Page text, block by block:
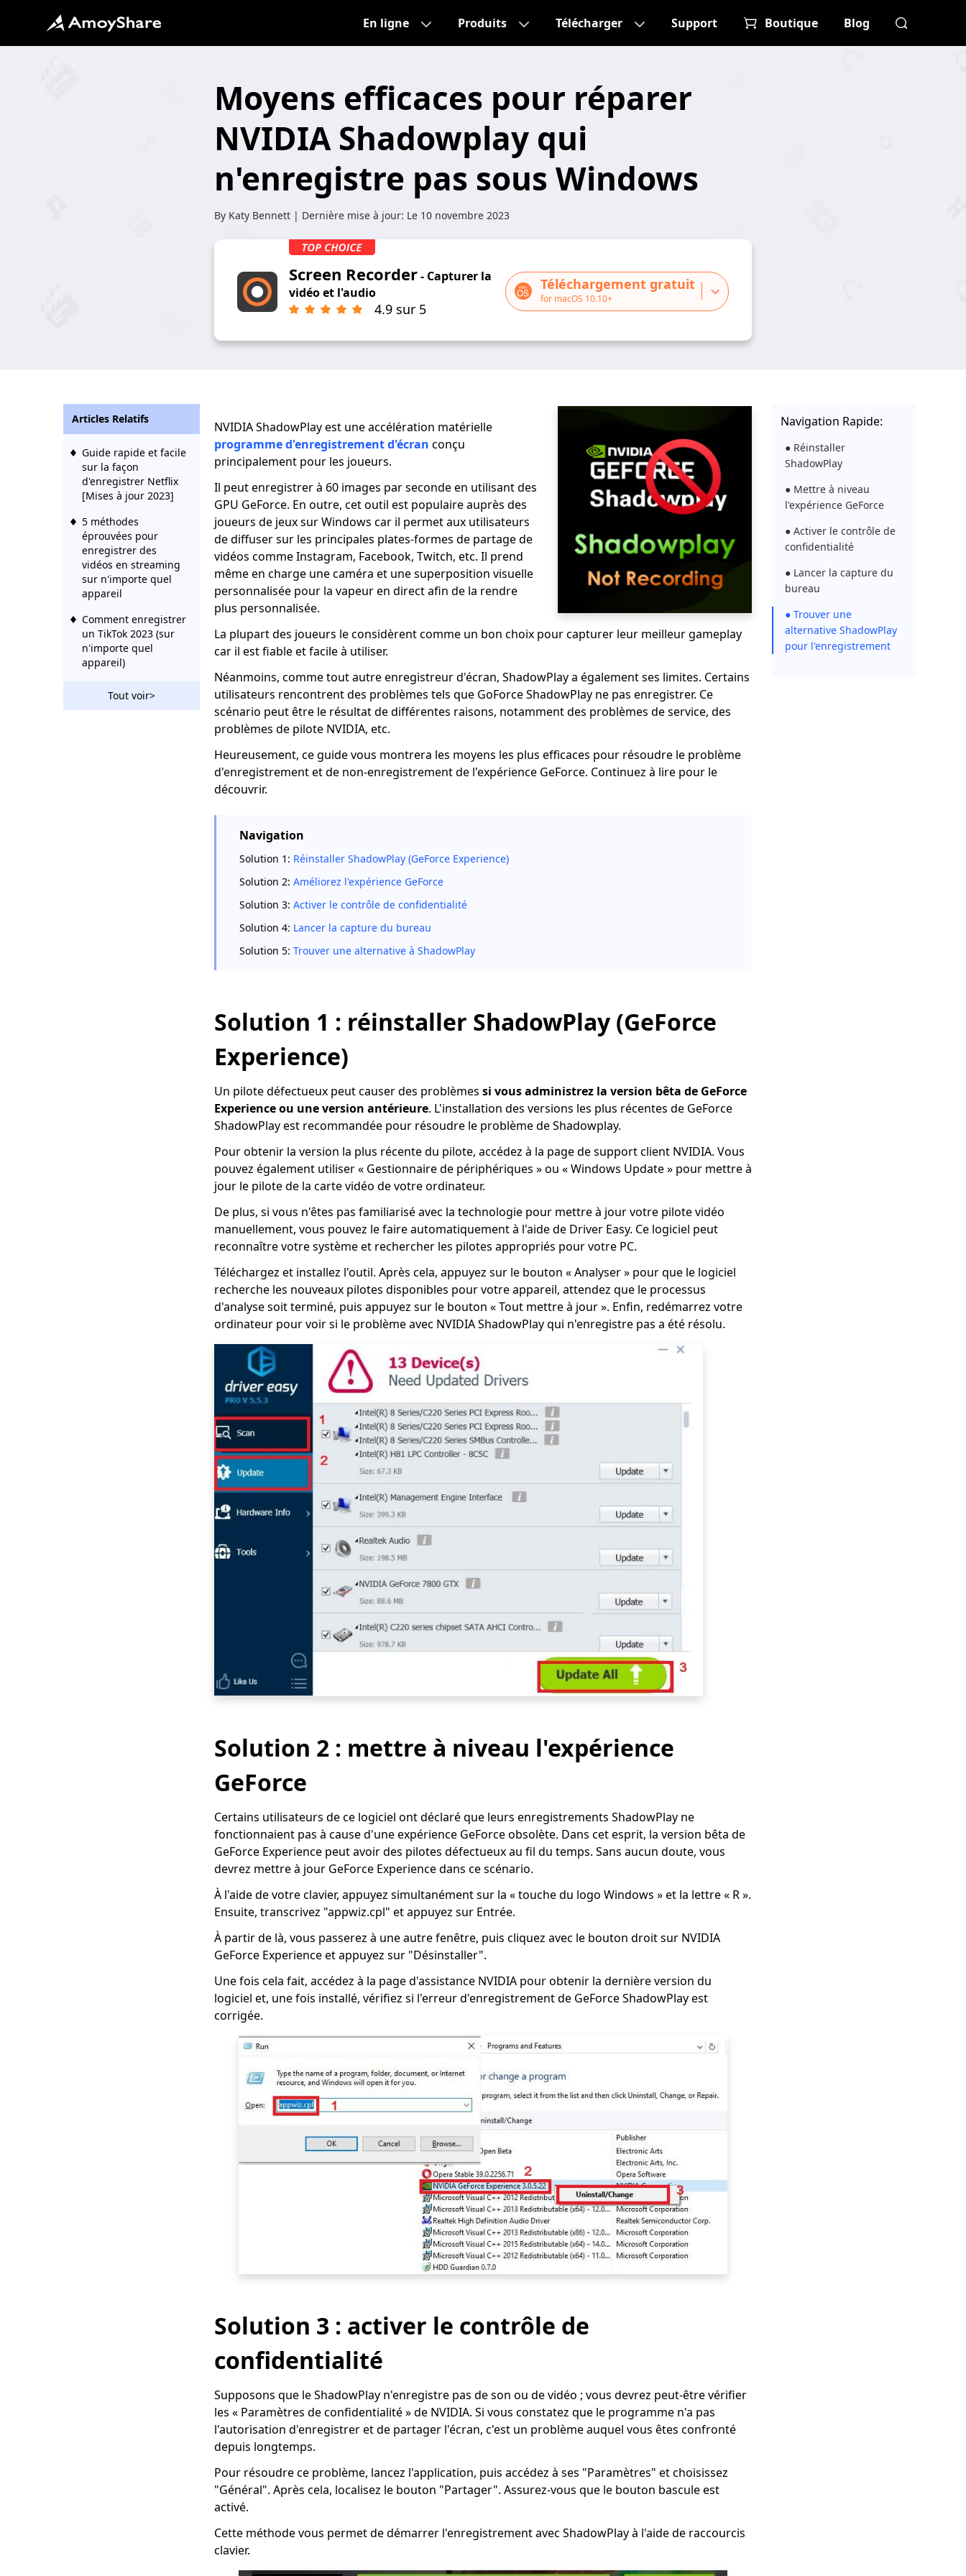
En ligne Produits Télécharger Support Boutique Blog
Moyens efficaces pour réparer
NVIDIA Shadowplay qui
n'enregistre pas sous Windows
By Katy Bennett | Dernière mise à jour: Le 10 novembre 2023
Screen Recorder- Capturer la
vidéo et l'audio
4.9 sur 5
Téléchargement gratuit
for macOS 10.10+
NVIDIA ShadowPlay est une accélération matérielle
programme d'enregistrement d'écran conçu
principalement pour les joueurs.
Il peut enregistrer à 60 images par seconde en utilisant des
GPU GeForce. En outre, cet outil est populaire auprès des
joueurs de jeux sur Windows car il permet aux utilisateurs
de diffuser sur les principales plates-formes de partage de
vidéos comme Instagram, Facebook, Twitch, etc. Il prend
même en charge une caméra et une superposition visuelle
personnalisée pour la vapeur en direct afin de la rendre
plus personnalisée.
La plupart des joueurs le considèrent comme un bon choix pour capturer leur meilleur gameplay
car il est fiable et facile à utiliser.
Néanmoins, comme tout autre enregistreur d'écran, ShadowPlay a également ses limites. Certains
utilisateurs rencontrent des problèmes tels que GoForce ShadowPlay ne pas enregistrer. Ce
scénario peut être le résultat de différentes raisons, notamment des problèmes de service, des
problèmes de pilote NVIDIA, etc.
Heureusement, ce guide vous montrera les moyens les plus efficaces pour résoudre le problème
d'enregistrement et de non-enregistrement de l'expérience GeForce. Continuez à lire pour le
découvrir.
Navigation
Solution 1: Réinstaller ShadowPlay (GeForce Experience)
Solution 2: Améliorez l'expérience GeForce
Solution 3: Activer le contrôle de confidentialité
Solution 4: Lancer la capture du bureau
Solution 5: Trouver une alternative à ShadowPlay
Solution 1 : réinstaller ShadowPlay (GeForce
Experience)
Un pilote défectueux peut causer des problèmes si vous administrez la version bêta de GeForce
Experience ou une version antérieure. L'installation des versions les plus récentes de GeForce
ShadowPlay est recommandée pour résoudre le problème de Shadowplay.
Pour obtenir la version la plus récente du pilote, accédez à la page de support client NVIDIA. Vous
pouvez également utiliser « Gestionnaire de périphériques » ou « Windows Update » pour mettre à
jour le pilote de la carte vidéo de votre ordinateur.
De plus, si vous n'êtes pas familiarisé avec la technologie pour mettre à jour votre pilote vidéo
manuellement, vous pouvez le faire automatiquement à l'aide de Driver Easy. Ce logiciel peut
reconnaître votre système et rechercher les pilotes appropriés pour votre PC.
Téléchargez et installez l'outil. Après cela, appuyez sur le bouton « Analyser » pour que le logiciel
recherche les nouveaux pilotes disponibles pour votre appareil, attendez que le processus
d'analyse soit terminé, puis appuyez sur le bouton « Tout mettre à jour ». Enfin, redémarrez votre
ordinateur pour voir si le problème avec NVIDIA ShadowPlay qui n'enregistre pas a été résolu.
Solution 2 : mettre à niveau l'expérience
GeForce
Certains utilisateurs de ce logiciel ont déclaré que leurs enregistrements ShadowPlay ne
fonctionnaient pas à cause d'une expérience GeForce obsolète. Dans cet esprit, la version bêta de
GeForce Experience peut avoir des pilotes défectueux au fil du temps. Sans aucun doute, vous
devrez mettre à jour GeForce Experience dans ce scénario.
À l'aide de votre clavier, appuyez simultanément sur la « touche du logo Windows » et la lettre « R ».
Ensuite, transcrivez "appwiz.cpl" et appuyez sur Entrée.
À partir de là, vous passerez à une autre fenêtre, puis cliquez avec le bouton droit sur NVIDIA
GeForce Experience et appuyez sur "Désinstaller".
Une fois cela fait, accédez à la page d'assistance NVIDIA pour obtenir la dernière version du
logiciel et, une fois installé, vérifiez si l'erreur d'enregistrement de GeForce ShadowPlay est
corrigée.
Solution 3 : activer le contrôle de
confidentialité
Supposons que le ShadowPlay n'enregistre pas de son ou de vidéo ; vous devrez peut-être vérifier
les « Paramètres de confidentialité » de NVIDIA. Si vous constatez que le programme n'a pas
l'autorisation d'enregistrer et de partager l'écran, c'est un problème auquel vous êtes confronté
depuis longtemps.
Pour résoudre ce problème, lancez l'application, puis accédez à ses "Paramètres" et choisissez
"Général". Après cela, localisez le bouton "Partager". Assurez-vous que le bouton bascule est
activé.
Cette méthode vous permet de démarrer l'enregistrement avec ShadowPlay à l'aide de raccourcis
clavier.
Navigation Rapide:
● Réinstaller
ShadowPlay
● Mettre à niveau
l'expérience GeForce
● Activer le contrôle de
confidentialité
● Lancer la capture du
bureau
● Trouver une
alternative ShadowPlay
pour l'enregistrement
Articles Relatifs
Guide rapide et facile
sur la façon
d'enregistrer Netflix
[Mises à jour 2023]
5 méthodes
éprouvées pour
enregistrer des
vidéos en streaming
sur n'importe quel
appareil
Comment enregistrer
un TikTok 2023 (sur
n'importe quel
appareil)
9 meilleures façons
d'enregistrer une
Tout voir>